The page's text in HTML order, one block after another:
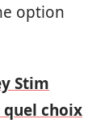
option
Stim
quel choix